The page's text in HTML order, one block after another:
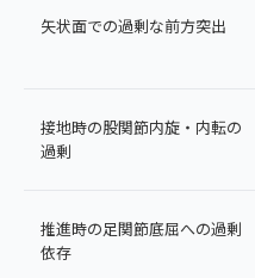
矢状面での過剰な前方突出
接地時の股関節内旋・内転の
過剰
推進時の足関節底屈への過剰
依存